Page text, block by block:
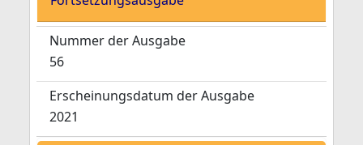
Nummer der Ausgabe
56
Erscheinungsdatum der Ausgabe
2021